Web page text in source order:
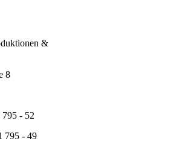
&
8
- 52
795 - 49